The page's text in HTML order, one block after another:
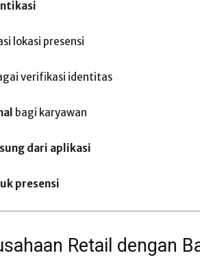
lokasi presensi
verifikasi identitas
bagi karyawan
dari aplikasi
presensi
Retail dengan